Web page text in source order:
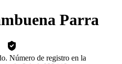
Parra
Número de registro en la